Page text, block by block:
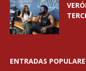
ENTRADAS